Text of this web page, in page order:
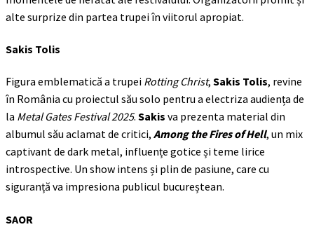
alte surprize din partea trupei în viitorul apropiat.
Sakis Tolis
Figura emblematică a trupei Rotting Christ, Sakis Tolis, revine
în România cu proiectul său solo pentru a electriza audiența de
la Metal Gates Festival 2025. Sakis va prezenta material din
albumul său aclamat de critici, Among the Fires of Hell, un mix
captivant de dark metal, influențe gotice și teme lirice
introspective. Un show intens și plin de pasiune, care cu
siguranță va impresiona publicul bucureștean.
SAOR